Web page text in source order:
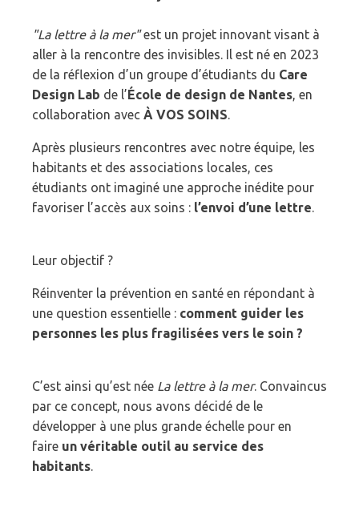
"La lettre à la mer"est un projet innovant visant à
aller à la rencontre des invisibles. Il est né en 2023
de la réflexion d’un groupe d’étudiants du Care
Design Lab de l’École de design de Nantes, en
collaboration avec À VOS SOINS.
Après plusieurs rencontres avec notre équipe, les
habitants et des associations locales, ces
étudiants ont imaginé une approche inédite pour
favoriser l’accès aux soins : l’envoi d’une lettre.
Leur objectif ?
Réinventer la prévention en santé en répondant à
une question essentielle : comment guider les
personnes les plus fragilisées vers le soin ?
C’est ainsi qu’est née La lettre à la mer. Convaincus
par ce concept, nous avons décidé de le
développer à une plus grande échelle pour en
faire un véritable outil au service des
habitants.